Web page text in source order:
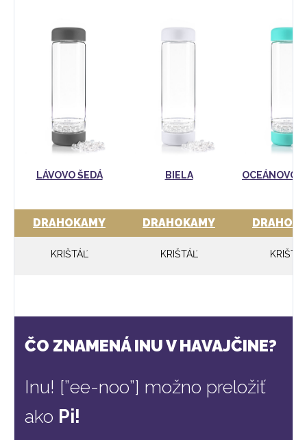
LÁVOVO ŠEDÁ BIELA OCEÁNOVO
DRAHOKAMY
KRIŠTÁĽ
DRAHOKAMY
KRIŠTÁĽ KRIŠTÁĽ
ČO ZNAMENÁ INU V HAVAJČINE?
Inu! [”ee-noo”] možno preložiť
ako Pi!